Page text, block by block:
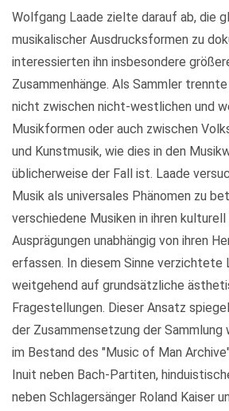
Wolfgang Laade zielte darauf ab, die
musikalischer Ausdrucksformen zu
interessierten ihn insbesondere
Zusammenhänge. Als Sammler
nicht zwischen nicht-westlichen und
Musikformen oder auch zwischen
und Kunstmusik, wie dies in den
üblicherweise der Fall ist. Laade
Musik als universales Phänomen zu
verschiedene Musiken in ihren
Ausprägungen unabhängig von ihren
erfassen. In diesem Sinne verzichtete
weitgehend auf grundsätzliche
Fragestellungen. Dieser Ansatz
der Zusammensetzung der Sammlung
im Bestand des "Music of Man
Inuit neben Bach-Partiten,
neben Schlagersänger Roland Kaiser